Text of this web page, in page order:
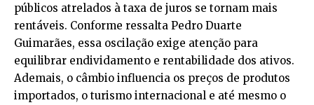
públicos atrelados à taxa de juros se tornam mais
rentáveis. Conforme ressalta Pedro Duarte
Guimarães, essa oscilação exige atenção para
equilibrar endividamento e rentabilidade dos ativos.
Ademais, o câmbio influencia os preços de produtos
importados, o turismo internacional e até mesmo o